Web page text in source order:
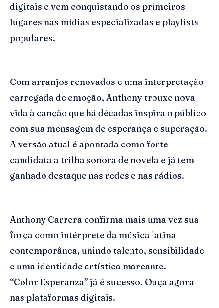
digitais e vem conquistando os primeiros
lugares nas mídias especializadas e playlists
populares.
Com arranjos renovados e uma interpretação
carregada de emoção, Anthony trouxe nova
vida à canção que há décadas inspira o público
com sua mensagem de esperança e superação.
A versão atual é apontada como forte
candidata a trilha sonora de novela e já tem
ganhado destaque nas redes e nas rádios.
Anthony Carrera confirma mais uma vez sua
força como intérprete da música latina
contemporânea, unindo talento, sensibilidade
e uma identidade artística marcante.
“Color Esperanza” já é sucesso. Ouça agora
nas plataformas digitais.